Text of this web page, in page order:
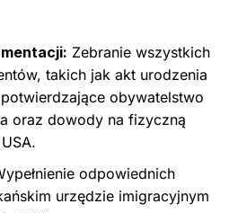
Zebranie wszystkich
takich jak akt urodzenia
obywatelstwo
oraz dowody na fizyczną
odpowiednich
urzędzie imigracyjnym